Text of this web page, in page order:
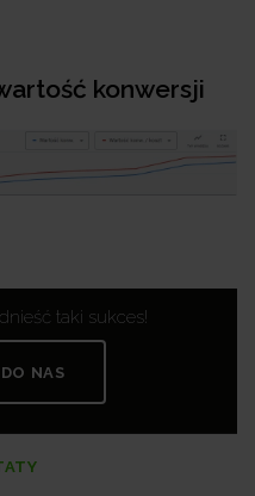
konwersji
taki sukces!
NAS